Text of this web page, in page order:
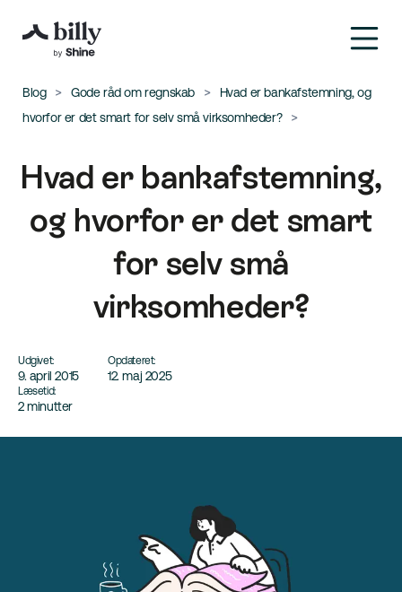
Blog Gode råd om regnskab
Hvad er bankafstemning, og
hvorfor er det smart for selv små virksomheder?
Hvad er bankafstemning,
og hvorfor er det smart
for selv små
virksomheder?
Udgivet:
9. april 2015
Opdateret:
12. maj 2025
Læsetid:
2 minutter